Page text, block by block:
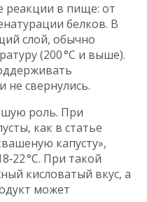
реакции в пище: от
белков. В
слой, обычно
(200 °C и выше).
свернулись.
роль. При
как в статье
капусту»,
°C. При такой
кисловатый вкус, а
может